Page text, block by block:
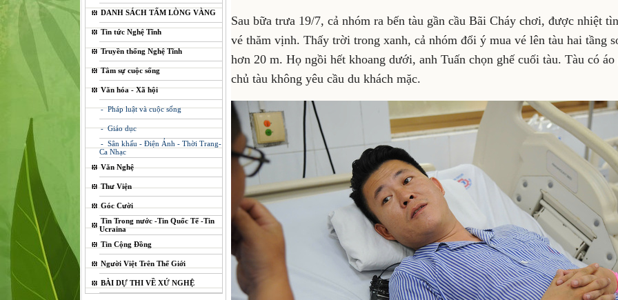
DANH SÁCH TẤM LÒNG VÀNG
Tin tức Nghệ Tĩnh
Truyền thống Nghệ Tĩnh
Tâm sự cuộc sống
Văn hóa - Xã hội
- Pháp luật và cuộc sống
- Giáo dục
- Sân khấu - Điện Ảnh - Thời Trang-
Ca Nhạc
Văn Nghệ
Thư Viện
Góc Cười
Tin Trong nước -Tin Quốc Tế -Tin
Ucraina
Tin Cộng Đồng
Người Việt Trên Thế Giới
BÀI DỰ THI VỀ XỨ NGHỆ
Sau bữa trưa 19/7, cả nhóm ra bến tàu gần cầu Bãi Cháy chơi, được nhiệt
vé thăm vịnh. Thấy trời trong xanh, cả nhóm đổi ý mua vé lên tàu hai tầng
hơn 20 m. Họ ngồi hết khoang dưới, anh Tuấn chọn ghế cuối tàu. Tàu có
chủ tàu không yêu cầu du khách mặc.